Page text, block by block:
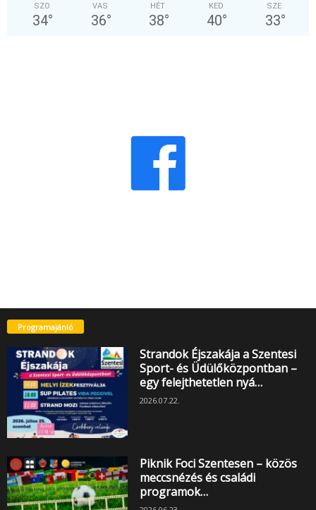
SZO
34°
VAS
36°
HÉT
38°
KED
40°
SZE
33°
Programajánló
Strandok Éjszakája a Szentesi
Sport- és Üdülőközpontban –
egy felejthetetlen nyá…
2026.07.22.
Piknik Foci Szentesen – közös
meccsnézés és családi
programok…